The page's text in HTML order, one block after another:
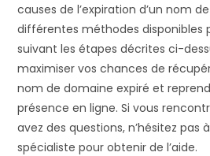
causes de l’expiration d’un nom
différentes méthodes disponibles
suivant les étapes décrites ci-
maximiser vos chances de
nom de domaine expiré et
présence en ligne. Si vous
avez des questions, n’hésitez pas
spécialiste pour obtenir de l’aide.